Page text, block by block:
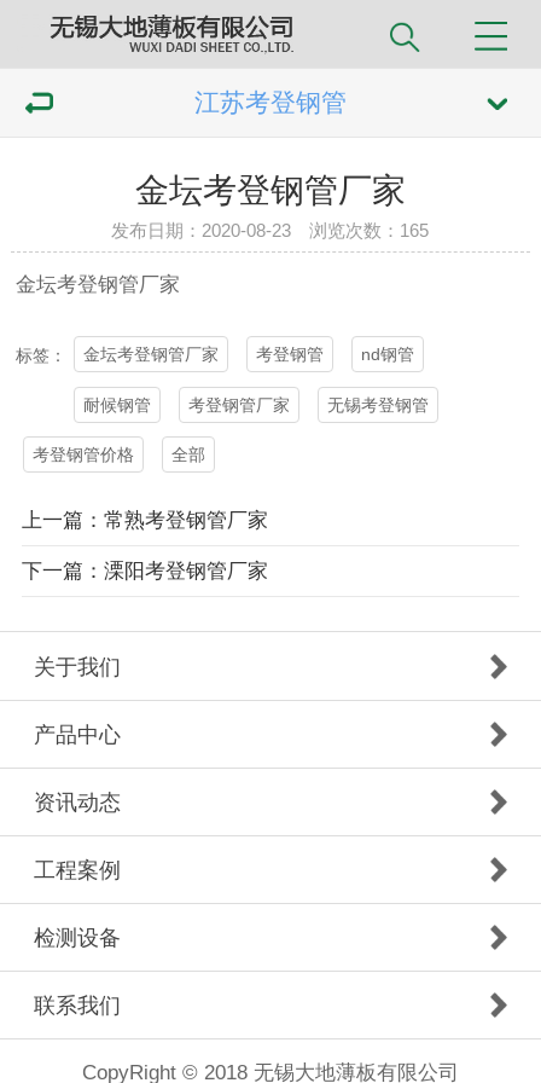
江苏考登钢管
金坛考登钢管厂家
发布日期：2020-08-23 浏览次数： 165
金坛考登钢管厂家
标签： 金坛考登钢管厂家 考登钢管 nd钢管
耐候钢管 考登钢管厂家 无锡考登钢管
考登钢管价格 全部
上一篇：常熟考登钢管厂家
下一篇：溧阳考登钢管厂家
关于我们
产品中心
资讯动态
工程案例
检测设备
联系我们
CopyRight © 2018 无锡大地薄板有限公司